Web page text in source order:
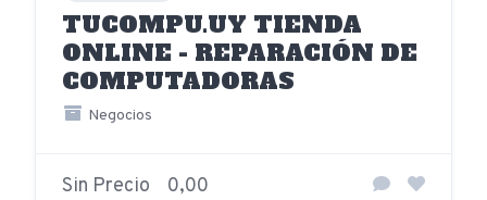
TUCOMPU.UY TIENDA
ONLINE - REPARACIÓN DE
COMPUTADORAS
Negocios
Sin Precio 0,00